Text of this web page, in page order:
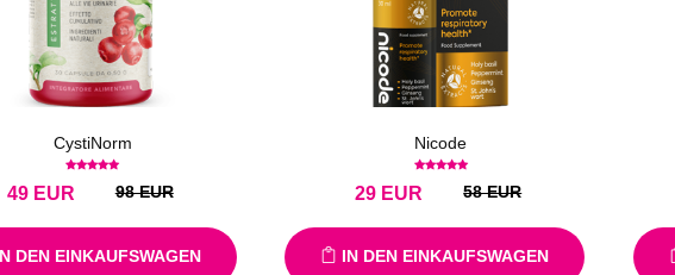
CystiNorm
EUR
49 98 EUR
DEN EINKAUFSWAGEN
Nicode
EUR
29 58 EUR
IN DEN EINKAUFSWAGEN